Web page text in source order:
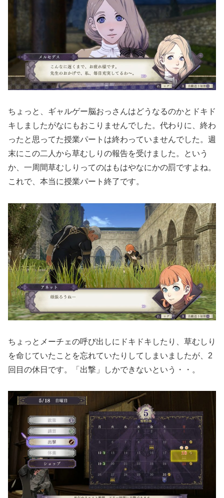
ちょっと、ギャルゲー脳おっさんはどうなるのかとドキド
キしましたがなにもおこりませんでした。代わりに、終わ
ったと思ってた授業パートは終わっていませんでした。週
末にこの二人から草むしりの報告を受けました。という
か、一周間草むしりってのはもはやなにかの罰ですよね。
これで、本当に授業パート終了です。
ちょっとメーチェの呼び出しにドキドキしたり、草むしり
を命じていたことを忘れていたりしてしまいましたが、2
回目の休日です。「出撃」しかできないという・・。